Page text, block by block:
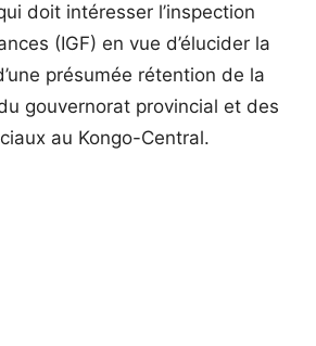
doit intéresser l’inspection
(IGF) en vue d’élucider la
présumée rétention de la
gouvernorat provincial et des
au Kongo-Central.